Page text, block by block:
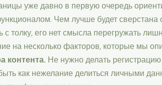
уже давно в первую очередь
Чем лучше будет
толку, его нет смысла перегружать
на несколько факторов, которые мы
контента. Не нужно делать
как нежелание делиться личными